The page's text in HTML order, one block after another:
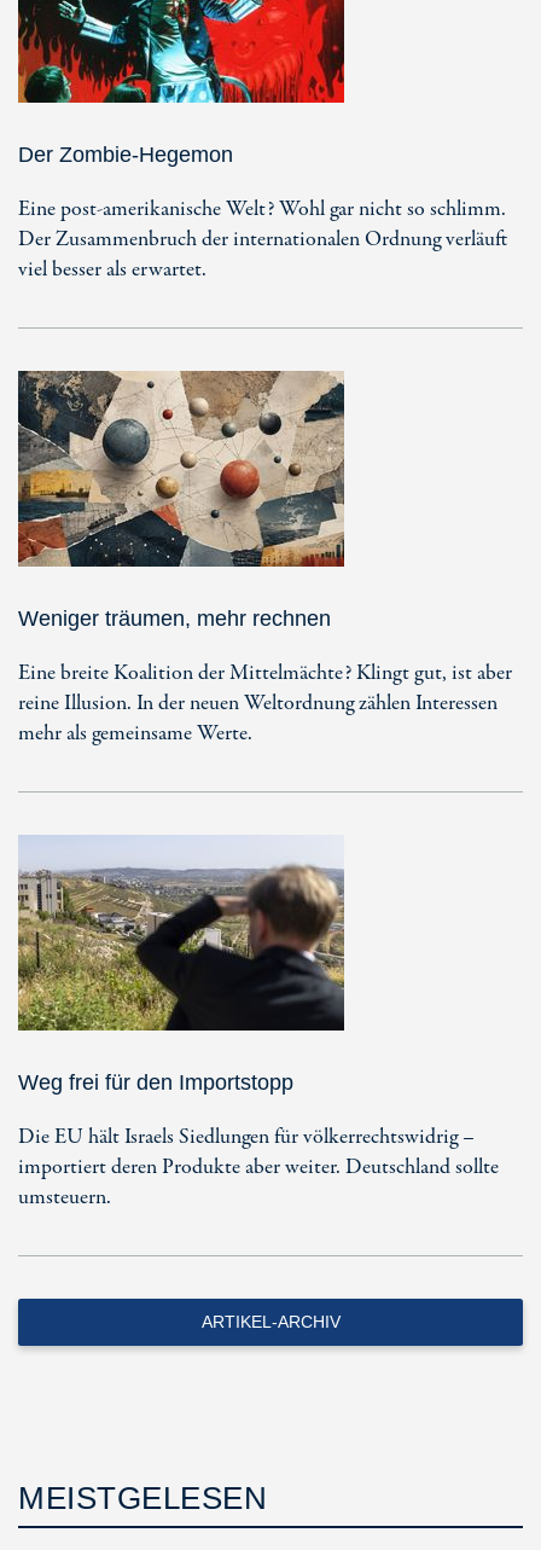
Der Zombie-Hegemon
Eine post-amerikanische Welt? Wohl gar nicht so schlimm.
Der Zusammenbruch der internationalen Ordnung verläuft
viel besser als erwartet.
Weniger träumen, mehr rechnen
Eine breite Koalition der Mittelmächte? Klingt gut, ist aber
reine Illusion. In der neuen Weltordnung zählen Interessen
mehr als gemeinsame Werte.
Weg frei für den Importstopp
Die EU hält Israels Siedlungen für völkerrechtswidrig –
importiert deren Produkte aber weiter. Deutschland sollte
umsteuern.
ARTIKEL-ARCHIV
MEISTGELESEN